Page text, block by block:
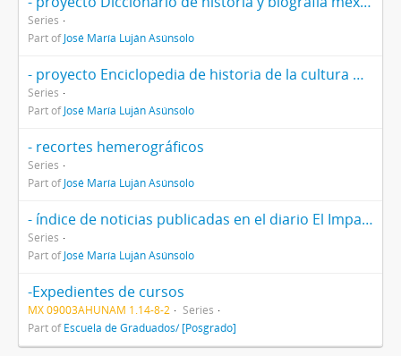
Series
Part ofJosé María Luján Asúnsolo
- proyecto Enciclopedia de historia de la cultura mexicana
Series
Part ofJosé María Luján Asúnsolo
- recortes hemerográficos
Series
Part ofJosé María Luján Asúnsolo
- índice de noticias publicadas en el diario El Imparcial
Series
Part ofJosé María Luján Asúnsolo
-Expedientes de cursos
MX 09003AHUNAM 1.14-8-2
Series
Part ofEscuela de Graduados/ [Posgrado]